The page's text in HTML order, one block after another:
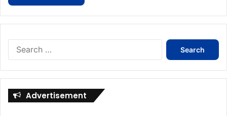
Search
Advertisement